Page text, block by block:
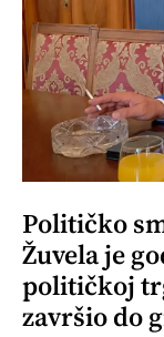
Političko
Žuvela je
političkoj
završio do